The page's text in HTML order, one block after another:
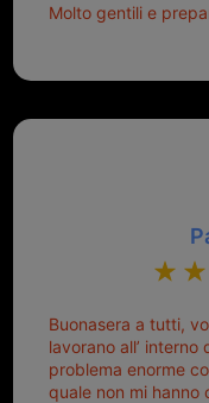
Molto gentili e
Buonasera a tutti,
lavorano all’
problema enorme
quale non mi hanno